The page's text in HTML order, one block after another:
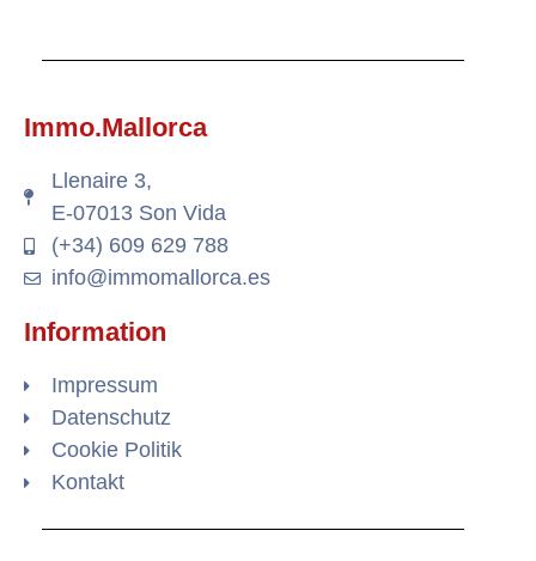
Immo.Mallorca
Llenaire 3,
E-07013 Son Vida
(+34) 609 629 788
info@immomallorca.es
Information
Impressum
Datenschutz
Cookie Politik
Kontakt